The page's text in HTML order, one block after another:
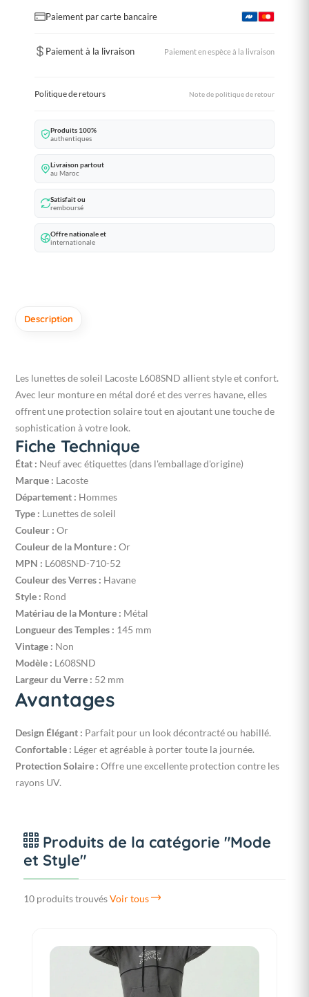
Paiement par carte bancaire
Paiement à la livraison Paiement en espèce à la livraison
Politique de retours Note de politique de retour
Produits 100%
authentiques
Livraison partout
au Maroc
Satisfait ou
remboursé
Offre nationale et
internationale
Description
Les lunettes de soleil Lacoste L608SND allient style et confort.
Avec leur monture en métal doré et des verres havane, elles
offrent une protection solaire tout en ajoutant une touche de
sophistication à votre look.
Fiche Technique
État : Neuf avec étiquettes (dans l'emballage d'origine)
Marque : Lacoste
Département : Hommes
Type : Lunettes de soleil
Couleur : Or
Couleur de la Monture : Or
MPN : L608SND-710-52
Couleur des Verres : Havane
Style : Rond
Matériau de la Monture : Métal
Longueur des Temples : 145 mm
Vintage : Non
Modèle : L608SND
Largeur du Verre : 52 mm
Avantages
Design Élégant : Parfait pour un look décontracté ou habillé.
Confortable : Léger et agréable à porter toute la journée.
Protection Solaire : Offre une excellente protection contre les
rayons UV.
Produits de la catégorie "Mode
et Style"
10 produits trouvésVoir tous